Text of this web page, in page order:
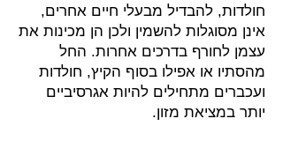
חולדות, להבדיל מבעלי חיים אחרים,
אינן מסוגלות להשמין ולכן הן מכינות את
עצמן לחורף בדרכים אחרות. החל
מהסתיו או אפילו בסוף הקיץ, חולדות
ועכברים מתחילים להיות אגרסיביים
יותר במציאת מזון.